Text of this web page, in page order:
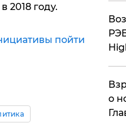
2018 году.
пойти
о